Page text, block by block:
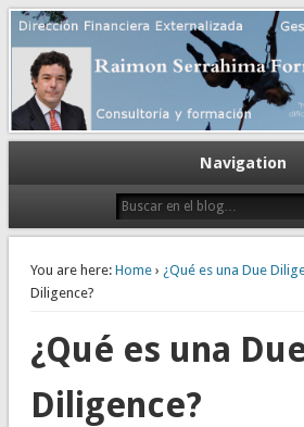
Dirección financiera
Gestión empresarial eficiente. Dirección
Navigation
You are here: Home› ¿Qué es una Due
Diligence?
¿Qué es una
Diligence?